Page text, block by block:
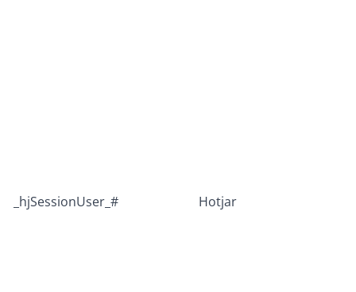
_hjSessionUser_# Hotjar